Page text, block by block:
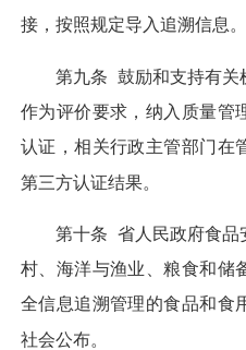
接，按照规定导入追溯信息。
第九条 鼓励和支持有关
作为评价要求，纳入质量管
认证，相关行政主管部门在
第三方认证结果。
第十条 省人民政府食品
村、海洋与渔业、粮食和储
全信息追溯管理的食品和食
社会公布。